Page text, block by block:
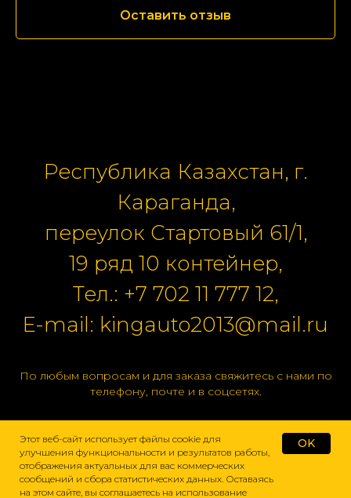
Этот веб-сайт использует файлы cookie для
улучшения функциональности и результатов работы,
отображения актуальных для вас коммерческих
сообщений и сбора статистических данных. Оставаясь
на этом сайте, вы соглашаетесь на использование
OK
Оставить отзыв
Республика Казахстан, г.
Караганда,
переулок Стартовый 61/1,
19 ряд 10 контейнер,
Тел.: +7 702 11 777 12,
E-mail: kingauto2013@mail.ru
По любым вопросам и для заказа свяжитесь с нами по
телефону, почте и в соцсетях.